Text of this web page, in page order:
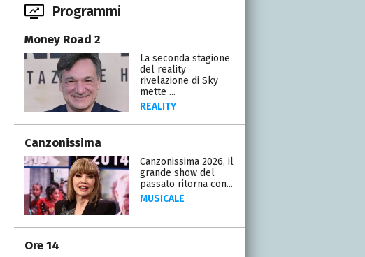
Programmi
Money Road 2
La seconda stagione
del reality
rivelazione di Sky
mette ...
REALITY
Canzonissima
Canzonissima 2026, il
grande show del
passato ritorna con...
MUSICALE
Ore 14